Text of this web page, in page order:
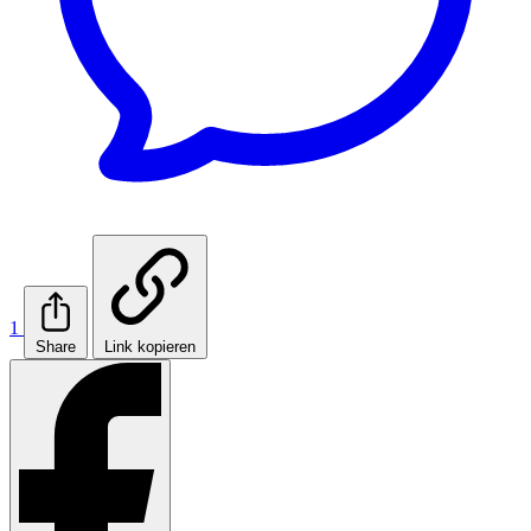
1
Share Link kopieren